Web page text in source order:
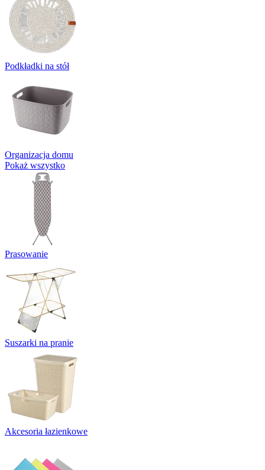
Podkładki na stół
Organizacja domu
Pokaż wszystko
Prasowanie
Suszarki na pranie
Akcesoria łazienkowe